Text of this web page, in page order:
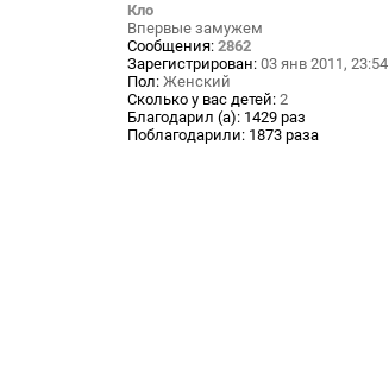
Кло
Впервые замужем
Сообщения: 2862
Зарегистрирован: 03 янв 2011, 23:54
Пол: Женский
Сколько у вас детей: 2
Благодарил (а): 1429 раз
Поблагодарили: 1873 раза